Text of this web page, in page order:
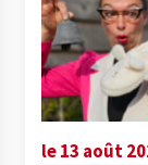
le 13 août